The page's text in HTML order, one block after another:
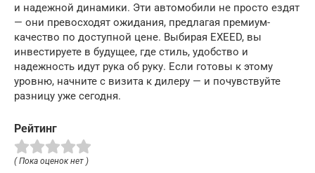
и надежной динамики. Эти автомобили не просто ездят
— они превосходят ожидания, предлагая премиум-
качество по доступной цене. Выбирая EXEED, вы
инвестируете в будущее, где стиль, удобство и
надежность идут рука об руку. Если готовы к этому
уровню, начните с визита к дилеру — и почувствуйте
разницу уже сегодня.
Рейтинг
( Пока оценок нет )